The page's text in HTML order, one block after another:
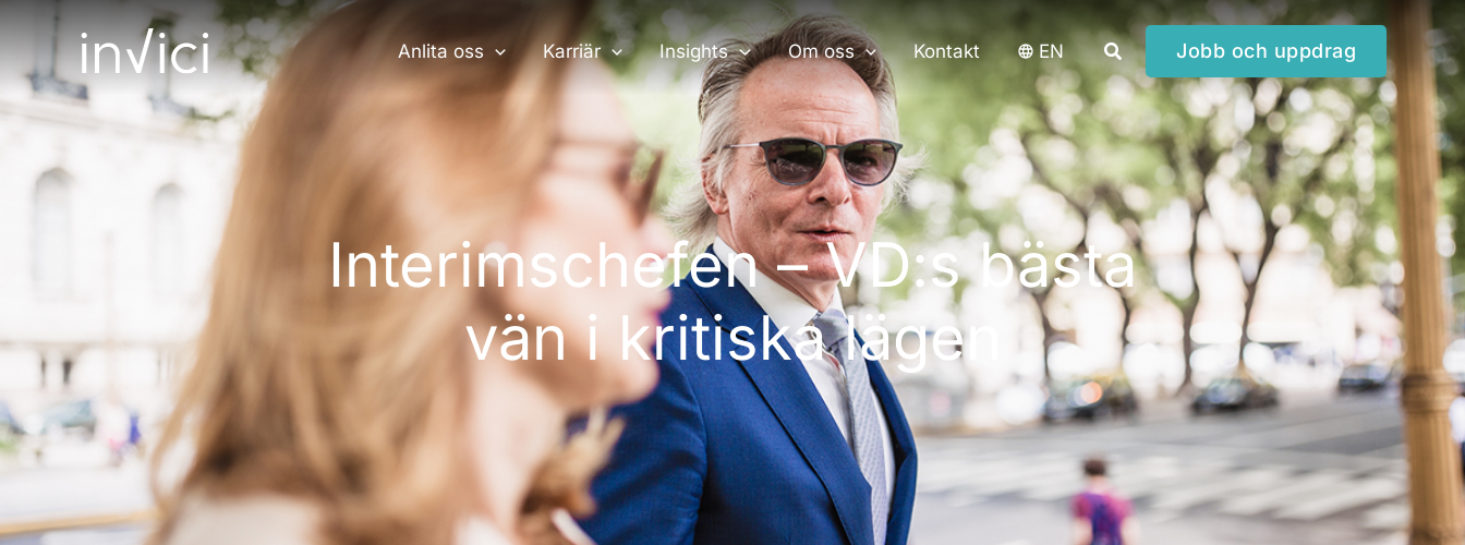
Hoppa
innehåll
Anlita oss Karriär Insights Om oss Kontakt EN Sök Jobb och uppdrag
Interimschefen – VD:s bästa
vän i kritiska lägen